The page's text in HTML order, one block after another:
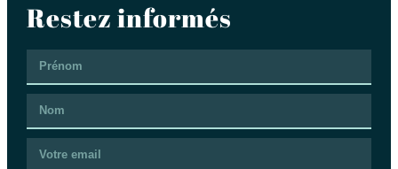
Restez informés